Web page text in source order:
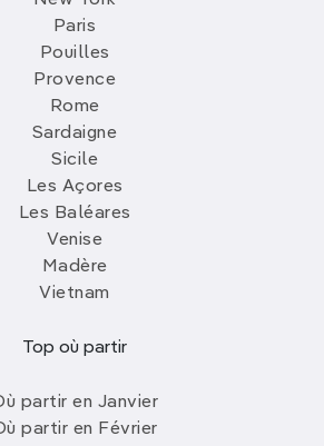
Paris
Pouilles
Provence
Rome
Sardaigne
Sicile
Les Açores
Les Baléares
Venise
Madère
Vietnam
Top où partir
partir en Janvier
partir en Février